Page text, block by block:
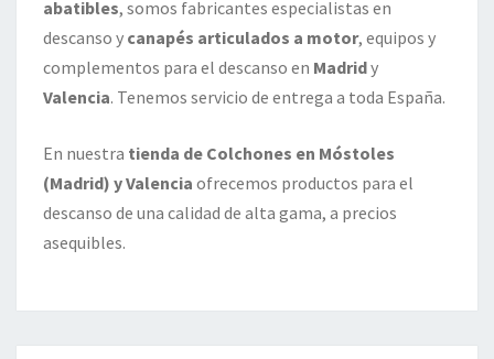
abatibles, somos fabricantes especialistas en
descanso y canapés articulados a motor, equipos y
complementos para el descanso en Madridy
Valencia. Tenemos servicio de entrega a toda España.
En nuestra tienda de Colchones en Móstoles
(Madrid) y Valencia ofrecemos productos para el
descanso de una calidad de alta gama, a precios
asequibles.